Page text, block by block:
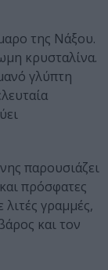
της Νάξου.
κρυσταλίνα.
γλύπτη
παρουσιάζει
πρόσφατες
γραμμές,
και τον